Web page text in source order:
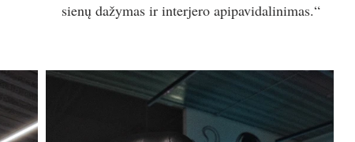
sienų dažymas ir interjero apipavidalinimas.“